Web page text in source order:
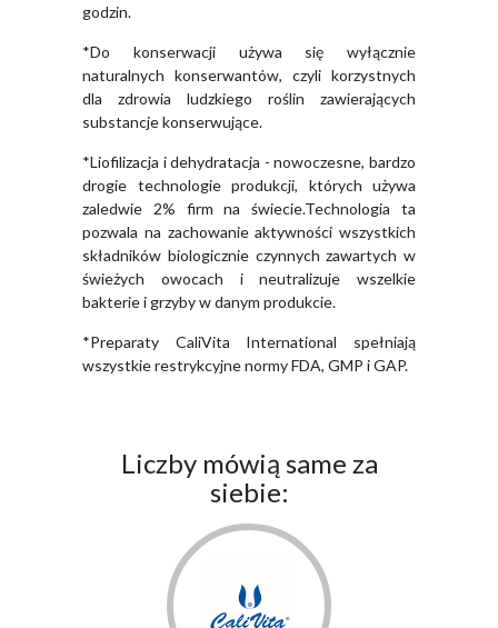
godzin.
*Do konserwacji używa się wyłącznie
naturalnych konserwantów, czyli korzystnych
dla zdrowia ludzkiego roślin zawierających
substancje konserwujące.
*Liofilizacja i dehydratacja - nowoczesne, bardzo
drogie technologie produkcji, których używa
zaledwie 2% firm na świecie.Technologia ta
pozwala na zachowanie aktywności wszystkich
składników biologicznie czynnych zawartych w
świeżych owocach i neutralizuje wszelkie
bakterie i grzyby w danym produkcie.
*Preparaty CaliVita International spełniają
wszystkie restrykcyjne normy FDA, GMP i GAP.
Liczby mówią same za
siebie: